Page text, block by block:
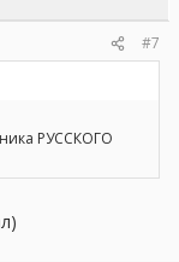
#7
РУССКОГО